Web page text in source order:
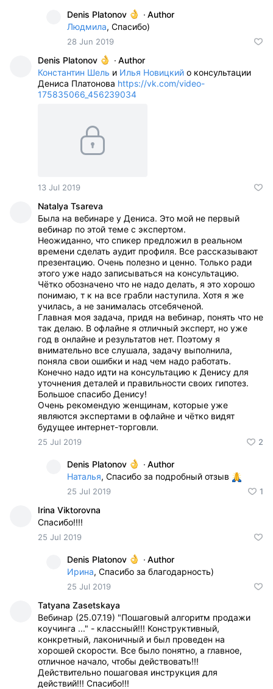
Denis Platonov · Author
Людмила, Спасибо)
28 Jun 2019
Denis Platonov · Author
Константин Шель и Илья Новицкий о консультации
Дениса Платонова https://vk.com/video-
175835066_456239034
13 Jul 2019
Natalya Tsareva
Была на вебинаре у Дениса. Это мой не первый
вебинар по этой теме с экспертом.
Неожиданно, что спикер предложил в реальном
времени сделать аудит профиля. Все рассказывают
презентацию. Очень полезно и ценно. Только ради
этого уже надо записываться на консультацию.
Чётко обозначено что не надо делать, я это хорошо
понимаю, т к на все грабли наступила. Хотя я же
училась, а не занималась отсебяченой.
Главная моя задача, придя на вебинар, понять что не
так делаю. В офлайне я отличный эксперт, но уже
год в онлайне и результатов нет. Поэтому я
внимательно все слушала, задачу выполнила,
поняла свои ошибки и над чем надо работать.
Конечно надо идти на консультацию к Денису для
уточнения деталей и правильности своих гипотез.
Большое спасибо Денису!
Очень рекомендую женщинам, которые уже
являются экспертами в офлайне и чётко видят
будущее интернет-торговли.
25 Jul 2019 2
Denis Platonov · Author
Наталья, Спасибо за подробный отзыв
25 Jul 2019 1
Irina Viktorovna
Спасибо!!!!
25 Jul 2019
Denis Platonov · Author
Ирина, Спасибо за благодарность)
25 Jul 2019
Tatyana Zasetskaya
Вебинар (25.07.19) "Пошаговый алгоритм продажи
коучинга ..." - классный!!! Конструктивный,
конкретный, лаконичный и был проведен на
хорошей скорости. Все было понятно, а главное,
отличное начало, чтобы действовать!!!
Действительно пошаговая инструкция для
действий!!! Спасибо!!!